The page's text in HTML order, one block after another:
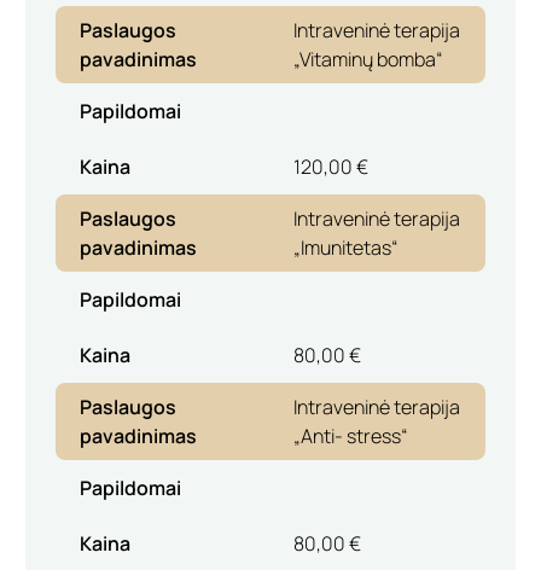
Paslaugos
pavadinimas
Intraveninė terapija
„Vitaminų bomba“
Papildomai
Kaina
120,00 €
Paslaugos
pavadinimas
Intraveninė terapija
„Imunitetas“
Papildomai
Kaina
80,00 €
Paslaugos
pavadinimas
Intraveninė terapija
„Anti- stress“
Papildomai
Kaina
80,00 €